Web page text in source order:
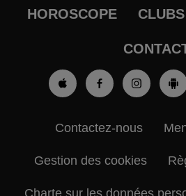
HOROSCOPE
Contactez-nous
Gestion des cookies
Charte sur les données